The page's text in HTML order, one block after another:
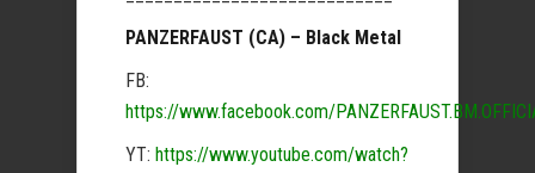
PANZERFAUST (CA) – Black Metal
FB:
https://www.facebook.com/
YT: https://www.youtube.com/watch?